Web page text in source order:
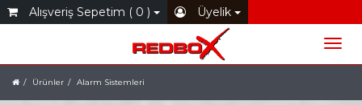
Alışveriş Sepetim ( 0 ) Üyelik
Ürünler Alarm Sistemleri